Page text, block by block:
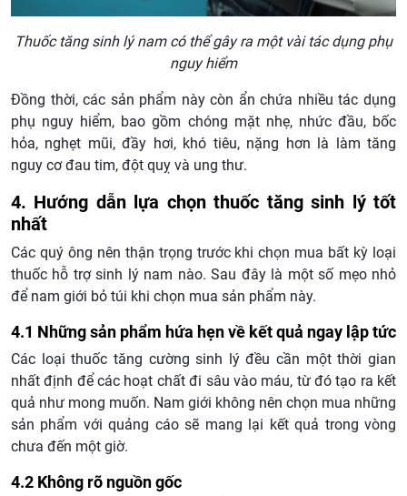
Thuốc tăng sinh lý nam có thể gây ra một vài tác dụng phụ
nguy hiểm
Đồng thời, các sản phẩm này còn ẩn chứa nhiều tác dụng
phụ nguy hiểm, bao gồm chóng mặt nhẹ, nhức đầu, bốc
hỏa, nghẹt mũi, đầy hơi, khó tiêu, nặng hơn là làm tăng
nguy cơ đau tim, đột quỵ và ung thư.
4. Hướng dẫn lựa chọn thuốc tăng sinh lý tốt
nhất
Các quý ông nên thận trọng trước khi chọn mua bất kỳ loại
thuốc hỗ trợ sinh lý nam nào. Sau đây là một số mẹo nhỏ
để nam giới bỏ túi khi chọn mua sản phẩm này.
4.1 Những sản phẩm hứa hẹn về kết quả ngay lập tức
Các loại thuốc tăng cường sinh lý đều cần một thời gian
nhất định để các hoạt chất đi sâu vào máu, từ đó tạo ra kết
quả như mong muốn. Nam giới không nên chọn mua những
sản phẩm với quảng cáo sẽ mang lại kết quả trong vòng
chưa đến một giờ.
4.2 Không rõ nguồn gốc